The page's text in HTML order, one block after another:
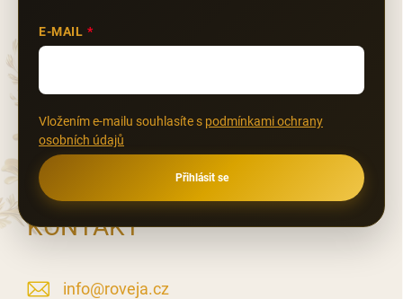
E-MAIL
Vložením e-mailu souhlasíte s podmínkami ochrany
osobních údajů
Přihlásit se
KONTAKT
info@roveja.cz